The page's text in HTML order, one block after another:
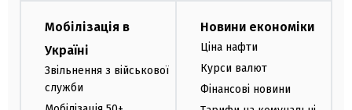
Мобілізація в
Україні
Звільнення з військової
служби
Новини економіки
Ціна нафти
Курси валют
Фінансові новини